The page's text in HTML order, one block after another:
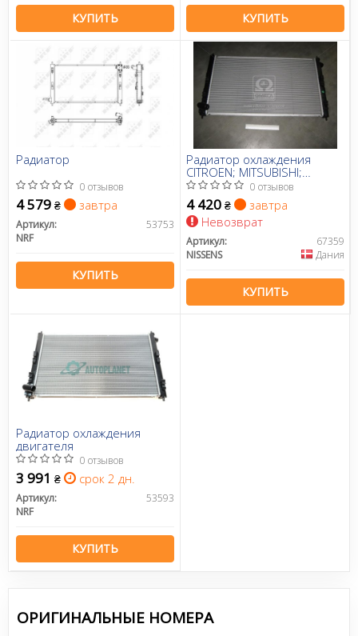
КУПИТЬ КУПИТЬ
Радиатор
0 отзывов
4 579 ₴ завтра
Артикул:
53753
NRF
КУПИТЬ
Радиатор охлаждения
CITROEN; MITSUBISHI;
PEUGEOT (пр-во Nissens)
0 отзывов
4 420 ₴
завтра
Невозврат
Артикул:
67359
NISSENS
Дания
КУПИТЬ
Радиатор охлаждения
двигателя
0 отзывов
3 991 ₴ срок 2 дн.
Артикул:
53593
NRF
КУПИТЬ
ОРИГИНАЛЬНЫЕ НОМЕРА